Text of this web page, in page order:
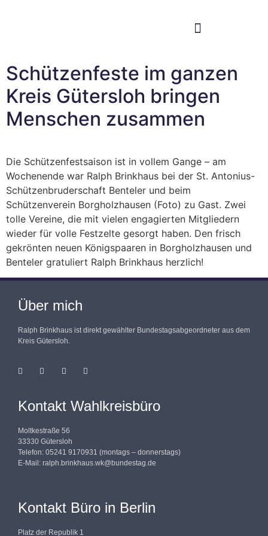
Schützenfeste im ganzen
Kreis Gütersloh bringen
Menschen zusammen
Die Schützenfestsaison ist in vollem Gange – am
Wochenende war Ralph Brinkhaus bei der St. Antonius-
Schützenbruderschaft Benteler und beim
Schützenverein Borgholzhausen (Foto) zu Gast. Zwei
tolle Vereine, die mit vielen engagierten Mitgliedern
wieder für volle Festzelte gesorgt haben. Den frisch
gekrönten neuen Königspaaren in Borgholzhausen und
Benteler gratuliert Ralph Brinkhaus herzlich!
Über mich
Ralph Brinkhaus ist direkt gewählter Bundestagsabgeordneter aus dem
Kreis Gütersloh.
Kontakt Wahlkreisbüro
Moltkestraße 56
33330 Gütersloh
Telefon: 05241 9170931 (montags – donnerstags)
E-Mail: ralph.brinkhaus.wk@bundestag.de
Kontakt Büro in Berlin
Platz der Republik 1